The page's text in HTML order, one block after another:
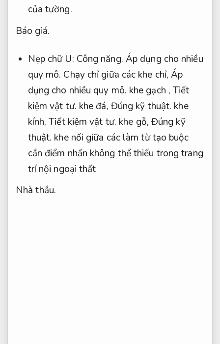
của tường.
Báo giá.
Nẹp chữ U: Công năng. Áp dụng cho nhiều
quy mô. Chạy chỉ giữa các khe chỉ,Áp
dụng cho nhiều quy mô. khe gạch ,Tiết
kiệm vật tư. khe đá, Đúng kỹ thuật. khe
kính,Tiết kiệm vật tư. khe gỗ, Đúng kỹ
thuật. khe nối giữa các làm từ tạo buộc
cần điểm nhấn không thể thiếu trong trang
trí nội ngoại thất
Nhà thầu.